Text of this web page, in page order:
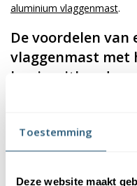
Toestemming
Deze website maakt
aluminium vlaggenmast.
De voordelen van
vlaggenmast met
banieruithouder
het voordeel dat je hier
beschermd tegen diefstal.